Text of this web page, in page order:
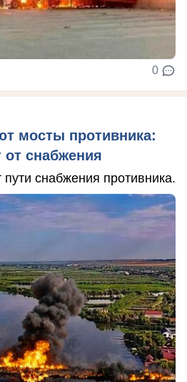
0
мосты противника:
снабжения
снабжения противника.